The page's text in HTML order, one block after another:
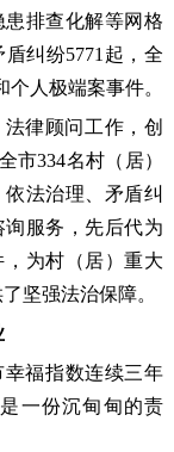
排查化解等网格
纠纷5771起，全
人极端案事件。
律顾问工作，创
市334名村（居）
法治理、矛盾纠
服务，先后代为
，为村（居）重大
坚强法治保障。
福指数连续三年
一份沉甸甸的责